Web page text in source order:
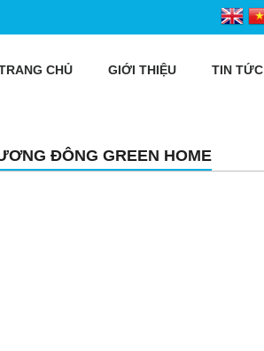
CHỦ GIỚI THIỆU TIN TỨC
ĐÔNG GREEN HOME